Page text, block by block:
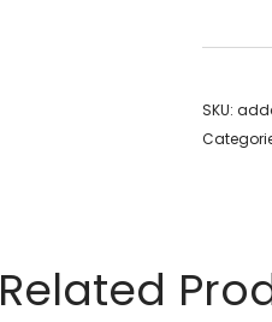
SKU:
Related